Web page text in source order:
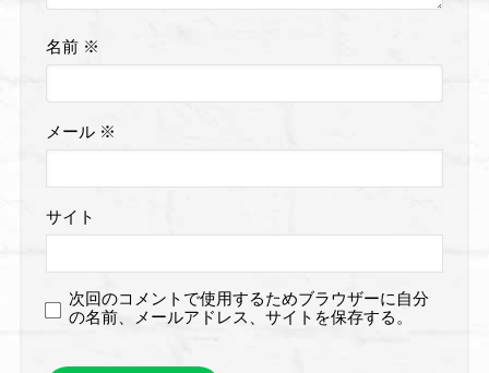
名前 ※
メール ※
サイト
次回のコメントで使用するためブラウザーに自分
の名前、メールアドレス、サイトを保存する。